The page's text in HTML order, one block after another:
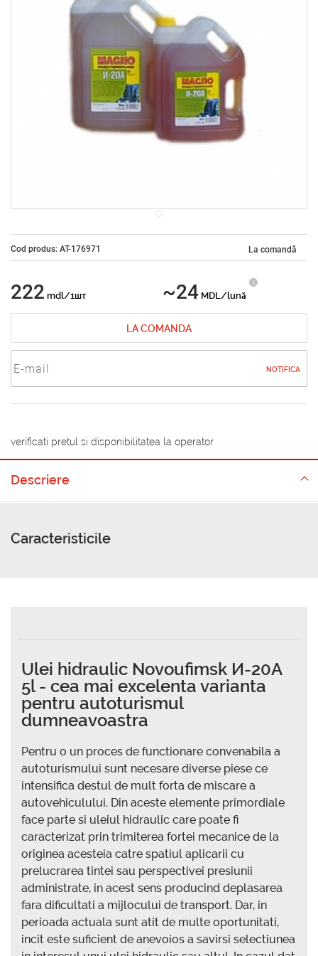
Cod produs: AT-176971 La comandă
222 mdl/1шт ~24 MDL/lună
LA COMANDA
NOTIFICA
verificati pretul si disponibilitatea la operator
Descriere
Caracteristicile
Ulei hidraulic Novoufimsk И-20А
5l - cea mai excelenta varianta
pentru autoturismul
dumneavoastra
Pentru o un proces de functionare convenabila a
autoturismului sunt necesare diverse piese ce
intensifica destul de mult forta de miscare a
autovehiculului. Din aceste elemente primordiale
face parte si uleiul hidraulic care poate fi
caracterizat prin trimiterea fortei mecanice de la
originea acesteia catre spatiul aplicarii cu
prelucrarea tintei sau perspectivei presiunii
administrate, in acest sens producind deplasarea
fara dificultati a mijlocului de transport. Dar, in
perioada actuala sunt atit de multe oportunitati,
incit este suficient de anevoios a savirsi selectiunea